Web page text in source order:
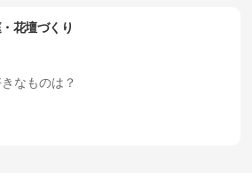
花壇づくり
なものは？